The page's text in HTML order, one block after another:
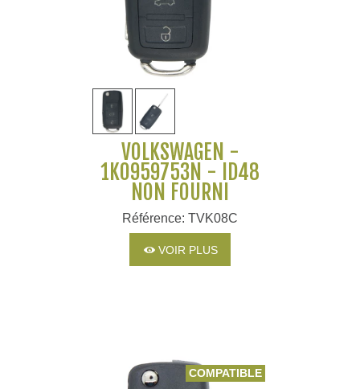
VOLKSWAGEN -
1K0959753N - ID48
NON FOURNI
Référence: TVK08C
VOIR PLUS
COMPATIBLE